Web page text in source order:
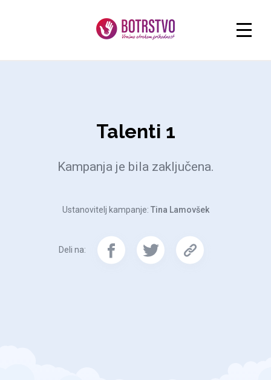
Talenti 1
Kampanja je bila zaključena.
Ustanovitelj kampanje: Tina Lamovšek
Deli na: